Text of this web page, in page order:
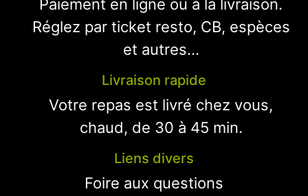
Paiement en ligne ou à la livraison.
Réglez par ticket resto, CB, espèces
et autres...
Livraison rapide
Votre repas est livré chez vous,
chaud, de 30 à 45 min.
Liens divers
Foire aux questions